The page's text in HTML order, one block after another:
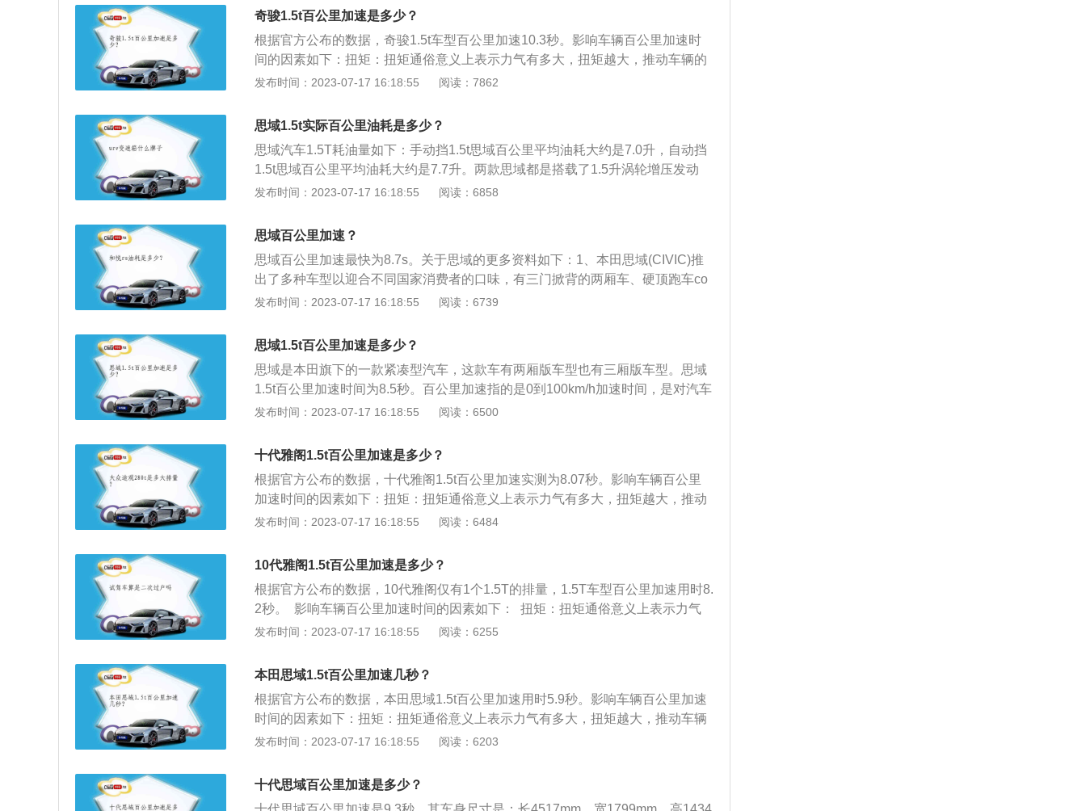
市，新车共推出4款车型，福特蒙迪欧2020款不仅保留动力及操控性能上的一贯
优势，更是对家庭消费者需求进行一系列升级，满足更多幸福家庭对高品质生活
的出行需求。
奇骏1.5t百公里加速是多少？
根据官方公布的数据，奇骏1.5t车型百公里加速10.3秒。影响车辆百公里加速时
间的因素如下：扭矩：扭矩通俗意义上表示力气有多大，扭矩越大，推动车辆的
力气越大，加速自然越快。宝马X2最大扭矩220牛米，百公里加速9.6秒。奇骏1.
媒介，必然涉及到动力的损耗，传动效率越高，加速性能越优秀。一般情况下传
动效率排名为手动变速箱＞干式双离合变速箱＞湿式双离合变速箱＞AT变速箱＞
CVT变速箱。奇骏的变速箱为CVT无级变速(模拟8挡)变速箱。推重比：马力与汽
车重量的关系称之为推重比（单位是Hp/T），推重比越大，加速越快。宝马X2推
重比90Hp/T，百公里加速9.6秒。奇骏的推重比为128Hp/T，百公里加速10.3秒。
发布时间：2023-07-17 16:18:55 阅读：7862
思域1.5t实际百公里油耗是多少？
思域汽车1.5T耗油量如下：手动挡1.5t思域百公里平均油耗大约是7.0升，自动挡
1.5t思域百公里平均油耗大约是7.7升。两款思域都是搭载了1.5升涡轮增压发动
机，代号为l15b8，这款发动机的最大功率为130千瓦，最大扭矩为226牛米，最
了缸内直喷技术，使用了铝合金缸盖缸体，与这款发动机匹配的是六速手动变速
箱或cvt变速箱，cvt变速箱可以一直让发动机保持在一个合理的转速区间内，搭载
cvt变速箱的汽车相对来说比较省油。汽车油耗的高低与五大因素直接相关，即驾
驶习惯、汽车本身、道路状态、自然风、环境温度。会使汽车油耗增加的具体因
素如下：驾驶习惯：驾驶粗暴，比如：急加油、常超车、遇红灯不提前松油门会
就大，需要更多的汽油燃烧做功。汽车自重大的车油耗会高，因为自重大需要更
大的驱动扭矩。道路状态：土路、泥泞路、松软路面、山路等，在这些路面行
驶，阻力大，耗油会增加。自然风：迎风行驶、大风天行驶，汽车阻力增大，油
喷入更多的汽油才能燃烧，油耗增大。同时，气温低，发动机电脑会控制用更高
发布时间：2023-07-17 16:18:55 阅读：6858
思域百公里加速？
思域百公里加速最快为8.7s。关于思域的更多资料如下：1、本田思域(CIVIC)推
出了多种车型以迎合不同国家消费者的口味，有三门掀背的两厢车、硬顶跑车co
upe、混合动力版和五门房车版。2、思域一共搭载了两款发动机，一款是1.0升
素，黑色的前格栅、侧面包围、新增的小尾翼、黑色亮面轮毂等等。
发布时间：2023-07-17 16:18:55 阅读：6739
思域1.5t百公里加速是多少？
思域是本田旗下的一款紧凑型汽车，这款车有两厢版车型也有三厢版车型。思域
1.5t百公里加速时间为8.5秒。百公里加速指的是0到100km/h加速时间，是对汽车
动力最直观的体现。有关百公里加速的资料如下：1、一般1.6L紧凑型轿车百公里
间大都小于3.8秒。2、相同排量中装备涡轮增压发动机的车型在百公里加速的项
目上都会有明显的优势，因为其输出的动力更强大，而且最大扭矩的输出区间非
常宽广，能让车辆在很低转速下就具有最大化的加速能力。
发布时间：2023-07-17 16:18:55 阅读：6500
十代雅阁1.5t百公里加速是多少？
根据官方公布的数据，十代雅阁1.5t百公里加速实测为8.07秒。影响车辆百公里
加速时间的因素如下：扭矩：扭矩通俗意义上表示力气有多大，扭矩越大，推动
车辆的力气越大，加速自然越快。雅阁2022款260TURBO舒享版最大扭矩260牛
速箱传动效率：变速箱是传递动力的媒介，必然涉及到动力的损耗，传动效率越
高，加速性能越优秀。一般情况下传动效率排名为手动变速箱＞干式双离合变速
箱＞湿式双离合变速箱＞AT变速箱＞CVT变速箱。十代雅阁1.5t的变速箱为无级
变速箱(CVT)。推重比：马力与汽车重量的关系称之为推重比（单位是Hp/T），
推重比越大，加速越快。雅阁2022款260TURBO舒享版推重比约131Hp/T，百公
发布时间：2023-07-17 16:18:55 阅读：6484
10代雅阁1.5t百公里加速是多少？
根据官方公布的数据，10代雅阁仅有1个1.5T的排量，1.5T车型百公里加速用时8.
2秒。 影响车辆百公里加速时间的因素如下： 扭矩：扭矩通俗意义上表示力气
有多大，扭矩越大，推动车辆的力气越大，加速自然越快。天籁最大扭矩371牛
0牛米的最大扭矩，百公里加速是8.2秒。 变速箱传动效率：变速箱是传递动力的
媒介，必然涉及到动力的损耗，传动效率越高，加速性能越优秀。一般情况下传
动效率排名为手动变速箱＞干式双离合变速箱＞湿式双离合变速箱＞AT变速箱＞
CVT变速箱。天籁2.0T的变速箱是无级变速箱(CVT)。 推重比：马力与汽车重量
的关系称之为推重比（单位是Hp/T），推重比越大，加速越快。天
发布时间：2023-07-17 16:18:55 阅读：6255
本田思域1.5t百公里加速几秒？
根据官方公布的数据，本田思域1.5t百公里加速用时5.9秒。影响车辆百公里加速
时间的因素如下：扭矩：扭矩通俗意义上表示力气有多大，扭矩越大，推动车辆
的力气越大，加速自然越快。本田思域1.5t拥有240牛米的最大扭矩，百公里加速
传动效率越高，加速性能越优秀。一般情况下传动效率排名为手动变速箱＞干式
双离合变速箱＞湿式双离合变速箱＞AT变速箱＞CVT变速箱，本田思域1.5t的变
发布时间：2023-07-17 16:18:55 阅读：6203
十代思域百公里加速是多少？